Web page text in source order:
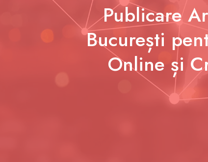
Publicare
București
Online și